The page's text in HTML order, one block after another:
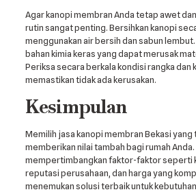
Agar kanopi membran Anda tetap awet
rutin sangat penting. Bersihkan kanopi
menggunakan air bersih dan sabun
bahan kimia keras yang dapat merusak
Periksa secara berkala kondisi rangka dan
memastikan tidak ada kerusakan.
Kesimpulan
Memilih jasa kanopi membran Bekasi yang
memberikan nilai tambah bagi rumah
mempertimbangkan faktor-faktor seperti
reputasi perusahaan, dan harga yang
menemukan solusi terbaik untuk